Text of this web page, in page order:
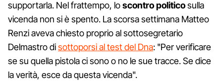
supportarla. Nel frattempo, loscontro politicosulla
vicenda non si è spento. La scorsa settimana Matteo
Renzi aveva chiesto proprio al sottosegretario
Delmastro disottoporsi al test del Dna: "Per verificare
se su quella pistola ci sono o no le sue tracce. Se dice
la verità, esce da questa vicenda".